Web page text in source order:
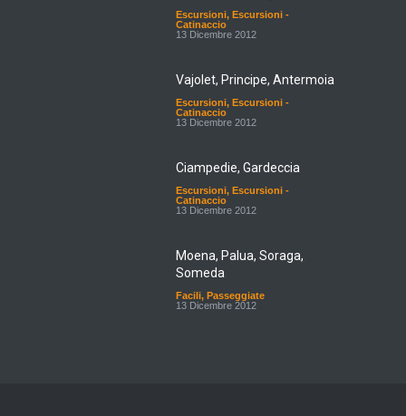
Escursioni, Escursioni -
Catinaccio
13 Dicembre 2012
Vajolet, Principe, Antermoia
Escursioni, Escursioni -
Catinaccio
13 Dicembre 2012
Ciampedie, Gardeccia
Escursioni, Escursioni -
Catinaccio
13 Dicembre 2012
Moena, Palua, Soraga,
Someda
Facili, Passeggiate
13 Dicembre 2012